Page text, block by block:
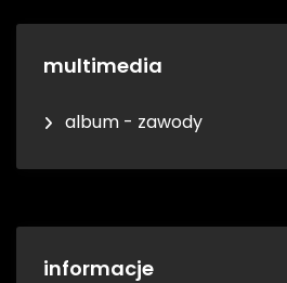
multimedia
album - zawody
informacje